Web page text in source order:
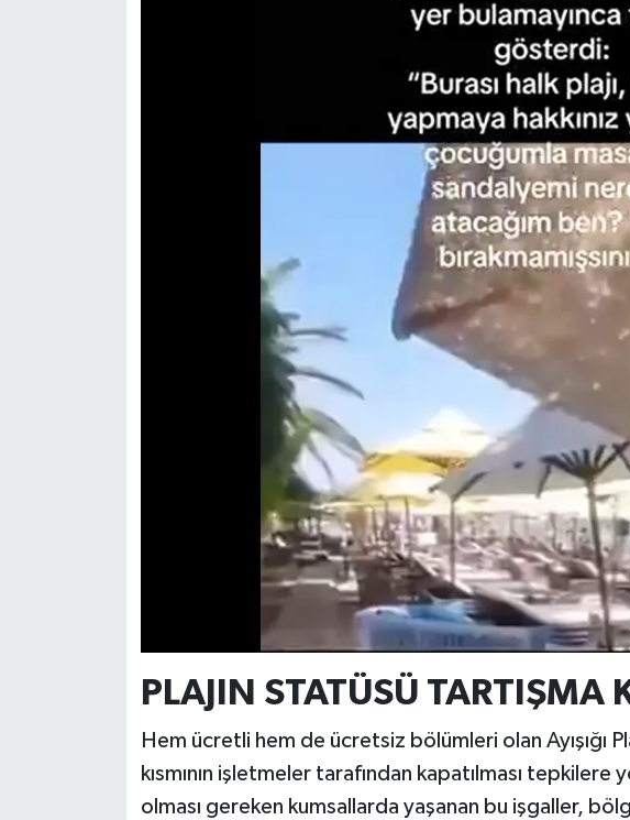
PLAJIN STATÜSÜ TARTIŞMA
Hem ücretli hem de ücretsiz bölümleri olan Ayışığı
kısmının işletmeler tarafından kapatılması tepkilere
olması gereken kumsallarda yaşanan bu işgaller,